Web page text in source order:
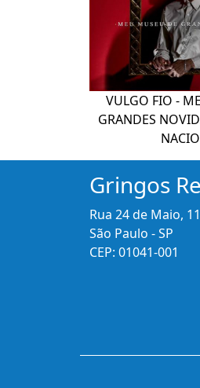
VULGO FIO -
GRANDES
Gringos
Rua 24 de Maio,
São Paulo - SP
CEP: 01041-001